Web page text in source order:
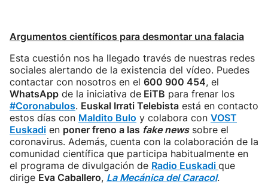
Argumentos científicos para desmontar una falacia
Esta cuestión nos ha llegado través de nuestras redes
sociales alertando de la existencia del vídeo. Puedes
contactar con nosotros en el 600 900 454, el
WhatsApp de la iniciativa de EiTB para frenar los
#Coronabulos. Euskal Irrati Telebista está en contacto
estos días con Maldito Bulo y colabora con VOST
Euskadi en poner freno a las fake newssobre el
coronavirus. Además, cuenta con la colaboración de la
comunidad científica que participa habitualmente en
el programa de divulgación de Radio Euskadi que
dirige Eva Caballero, La Mecánica del Caracol.